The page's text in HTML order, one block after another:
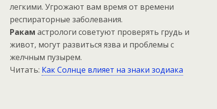
легкими. Угрожают вам время от времени
респираторные заболевания.
Ракам астрологи советуют проверять грудь и
живот, могут развиться язва и проблемы с
желчным пузырем.
Читать: Как Солнце влияет на знаки зодиака